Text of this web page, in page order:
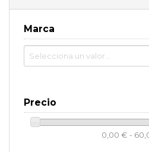
Marca
Precio
0,00 € -